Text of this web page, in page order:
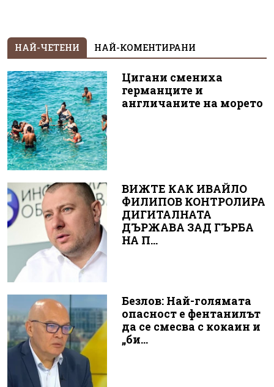
НАЙ-ЧЕТЕНИ НАЙ-КОМЕНТИРАНИ
Цигани смениха
германците и
англичаните на морето
ВИЖТЕ КАК ИВАЙЛО
ФИЛИПОВ КОНТРОЛИРА
ДИГИТАЛНАТА
ДЪРЖАВА ЗАД ГЪРБА
НА П...
Безлов: Най-голямата
опасност е фентанилът
да се смесва с кокаин и
„би...